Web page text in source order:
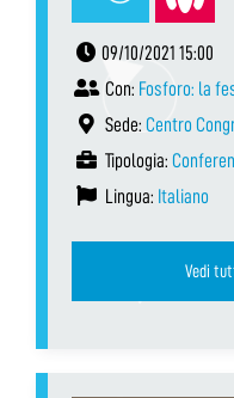
09/10/2021 15:00
Con: Fosforo: la
Sede: Centro
Tipologia:
Lingua: Italiano
Vedi